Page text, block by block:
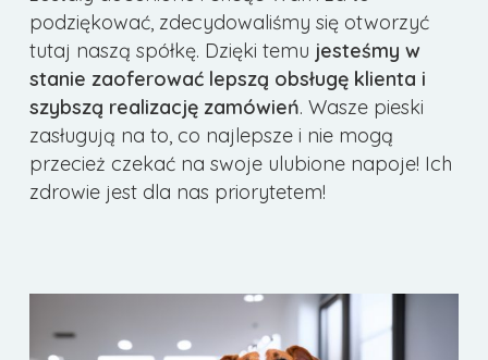
podziękować, zdecydowaliśmy się otworzyć
tutaj naszą spółkę. Dzięki temu jesteśmy w
stanie zaoferować lepszą obsługę klienta i
szybszą realizację zamówień. Wasze pieski
zasługują na to, co najlepsze i nie mogą
przecież czekać na swoje ulubione napoje! Ich
zdrowie jest dla nas priorytetem!